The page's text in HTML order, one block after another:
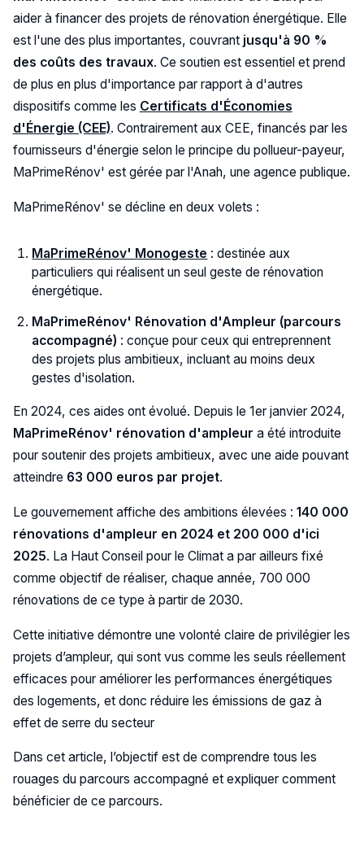
aider à financer des projets de rénovation énergétique. Elle
est l'une des plus importantes, couvrant jusqu'à 90 %
des coûts des travaux. Ce soutien est essentiel et prend
de plus en plus d'importance par rapport à d'autres
dispositifs comme les Certificats d'Économies
d'Énergie (CEE). Contrairement aux CEE, financés par les
fournisseurs d'énergie selon le principe du pollueur-payeur,
MaPrimeRénov' est gérée par l'Anah, une agence publique.
MaPrimeRénov' se décline en deux volets :
MaPrimeRénov' Monogeste : destinée aux
particuliers qui réalisent un seul geste de rénovation
énergétique.
MaPrimeRénov' Rénovation d'Ampleur (parcours
accompagné) : conçue pour ceux qui entreprennent
des projets plus ambitieux, incluant au moins deux
gestes d'isolation.
En 2024, ces aides ont évolué. Depuis le 1er janvier 2024,
MaPrimeRénov' rénovation d'ampleur a été introduite
pour soutenir des projets ambitieux, avec une aide pouvant
atteindre 63 000 euros par projet.
Le gouvernement affiche des ambitions élevées : 140 000
rénovations d'ampleur en 2024 et 200 000 d'ici
2025. La Haut Conseil pour le Climat a par ailleurs fixé
comme objectif de réaliser, chaque année, 700 000
rénovations de ce type à partir de 2030.
Cette initiative démontre une volonté claire de privilégier les
projets d’ampleur, qui sont vus comme les seuls réellement
efficaces pour améliorer les performances énergétiques
des logements, et donc réduire les émissions de gaz à
effet de serre du secteur
Dans cet article, l’objectif est de comprendre tous les
rouages du parcours accompagné et expliquer comment
bénéficier de ce parcours.